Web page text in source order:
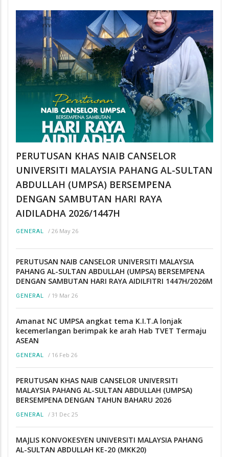
PERUTUSAN KHAS NAIB CANSELOR
UNIVERSITI MALAYSIA PAHANG AL-SULTAN
ABDULLAH (UMPSA) BERSEMPENA
DENGAN SAMBUTAN HARI RAYA
AIDILADHA 2026/1447H
GENERAL / 26 May 26
PERUTUSAN NAIB CANSELOR UNIVERSITI MALAYSIA
PAHANG AL-SULTAN ABDULLAH (UMPSA) BERSEMPENA
DENGAN SAMBUTAN HARI RAYA AIDILFITRI 1447H/2026M
GENERAL / 19 Mar 26
Amanat NC UMPSA angkat tema K.I.T.A lonjak
kecemerlangan berimpak ke arah Hab TVET Termaju
ASEAN
GENERAL / 16 Feb 26
PERUTUSAN KHAS NAIB CANSELOR UNIVERSITI
MALAYSIA PAHANG AL-SULTAN ABDULLAH (UMPSA)
BERSEMPENA DENGAN TAHUN BAHARU 2026
GENERAL / 31 Dec 25
MAJLIS KONVOKESYEN UNIVERSITI MALAYSIA PAHANG
AL-SULTAN ABDULLAH KE-20 (MKK20)